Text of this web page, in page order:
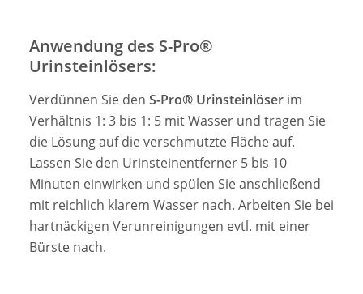
Anwendung des S-Pro®
Urinsteinlösers:
Verdünnen Sie den S-Pro® Urinsteinlöser im
Verhältnis 1: 3 bis 1: 5 mit Wasser und tragen Sie
die Lösung auf die verschmutzte Fläche auf.
Lassen Sie den Urinsteinentferner 5 bis 10
Minuten einwirken und spülen Sie anschließend
mit reichlich klarem Wasser nach. Arbeiten Sie bei
hartnäckigen Verunreinigungen evtl. mit einer
Bürste nach.